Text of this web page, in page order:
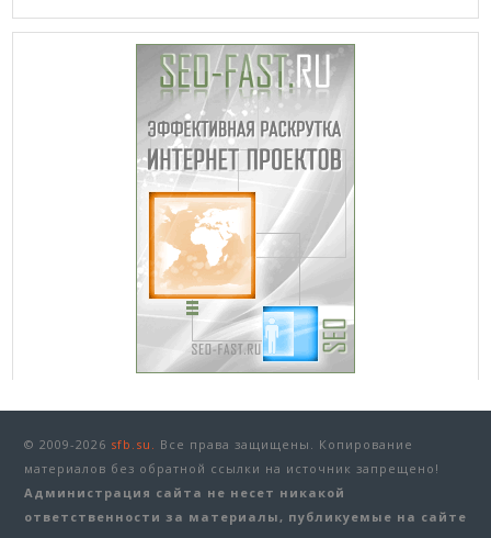
© 2009-2026 sfb.su. Все права защищены. Копирование
материалов без обратной ссылки на источник запрещено!
Администрация сайта не несет никакой
ответственности за материалы, публикуемые на сайте